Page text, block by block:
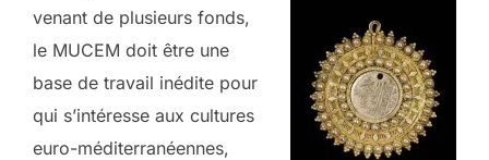
venant de plusieurs fonds,
le MUCEM doit être une
base de travail inédite pour
qui s’intéresse aux cultures
euro-méditerranéennes,